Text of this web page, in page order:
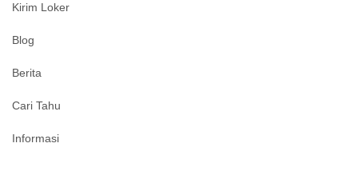
Kirim Loker
Blog
Berita
Cari Tahu
Informasi